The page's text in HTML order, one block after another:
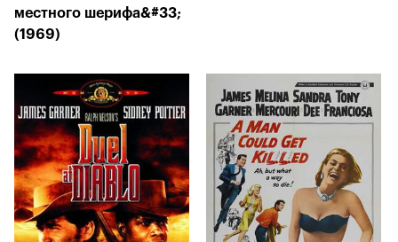
местного шерифа&#33;
(1969)